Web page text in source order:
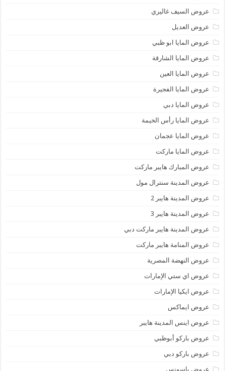
عروض السيف غاليري
عروض العديل
عروض المايا ابو ظبي
عروض المايا الشارقة
عروض المايا العين
عروض المايا الفجيرة
عروض المايا دبي
عروض المايا رأس الخيمة
عروض المايا عجمان
عروض المايا ماركت
عروض المبارك هايبر ماركت
عروض المدينة سنترال مول
عروض المدينة هايبر 2
عروض المدينة هايبر 3
عروض المدينة هايبر ماركت دبي
عروض المنامة هايبر ماركت
عروض النهضة المصرية
عروض اي ستي الإمارات
عروض ايكيا الإمارات
عروض ايماكس
عروض اينس المدينة هايبر
عروض باركو أبوظبي
عروض باركو دبي
عروض باسونس